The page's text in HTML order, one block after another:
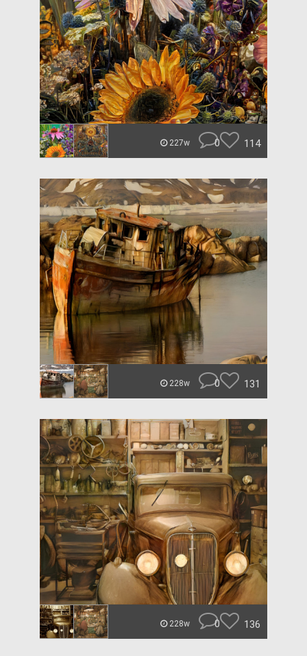
227w 0 114
228w 0 131
228w 0 136